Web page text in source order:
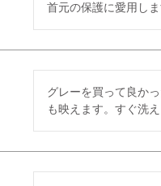
首元の保護に愛用しま
グレーを買って良か
も映えます。すぐ洗